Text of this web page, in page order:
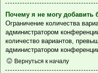
Почему я не могу добавить
Ограничение количества
администратором
количество вариантов,
администратором
Вернуться к началу